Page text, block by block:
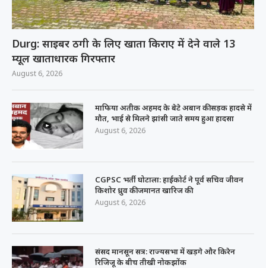
Durg: साइबर ठगी के लिए खाता किराए में देने वाले 13
म्यूल खाताधारक गिरफ्तार
August 6, 2026
माफिया अतीक अहमद के बेटे अबान की सड़क हादसे में
मौत, भाई से मिलने झांसी जाते समय हुआ हादसा
August 6, 2026
CGPSC भर्ती घोटाला: हाईकोर्ट ने पूर्व सचिव जीवन
किशोर ध्रुव की जमानत खारिज की
August 6, 2026
संसद मानसून सत्र: राज्यसभा में खड़गे और किरेन
रिजिजू के बीच तीखी नोकझोंक